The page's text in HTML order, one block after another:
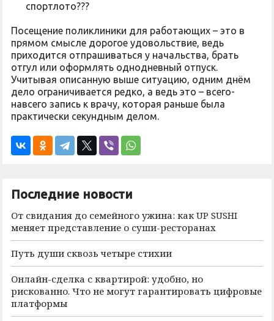
спортлото???
Посещение поликлиники для работающих – это в
прямом смысле дорогое удовольствие, ведь
приходится отпрашиваться у начальства, брать
отгул или оформлять однодневный отпуск.
Учитывая описанную выше ситуацию, одним днём
дело ограничивается редко, а ведь это – всего-
навсего запись к врачу, которая раньше была
практически секундным делом.
Последние новости
От свидания до семейного ужина: как UP SUSHI
меняет представление о суши-ресторанах
Путь души сквозь четыре стихии
Онлайн-сделка с квартирой: удобно, но
рискованно. Что не могут гарантировать цифровые
платформы